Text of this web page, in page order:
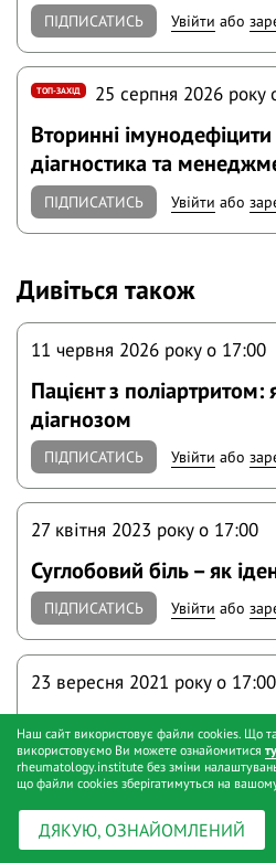
ПІДПИСАТИСЬ Увійти або
ТОП-ЗАХІД 25 серпня 2026 року
Вторинні імунодефіцити
діагностика та
ПІДПИСАТИСЬ Увійти або
Дивіться також
11 червня 2026 року o 17:00
Пацієнт з
діагнозом
ПІДПИСАТИСЬ Увійти або
27 квітня 2023 року o 17:00
Суглобовий біль – як
ПІДПИСАТИСЬ Увійти або
23 вересня 2021 року o 17:00
Принципи застосування
глюкокортикоїдів в
ПІДПИСАТИСЬ Увійти або
Наш сайт використовує файли cookies. Що
використовуємо Ви можете ознайомитися
rheumatology.institute без зміни
що файли cookies зберігатимуться на
ДЯКУЮ, ОЗНАЙОМЛЕНИЙ